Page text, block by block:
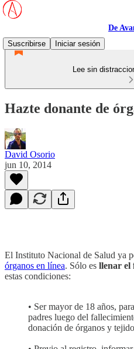
De
Suscribirse
Iniciar sesión
Lee sin
Hazte donante de
David Osorio
jun 10, 2014
El Instituto Nacional de Salud ya
órganos en línea. Sólo es llenar el
estas condiciones:
• Ser mayor de 18 años,
padres luego del
donación de órganos y